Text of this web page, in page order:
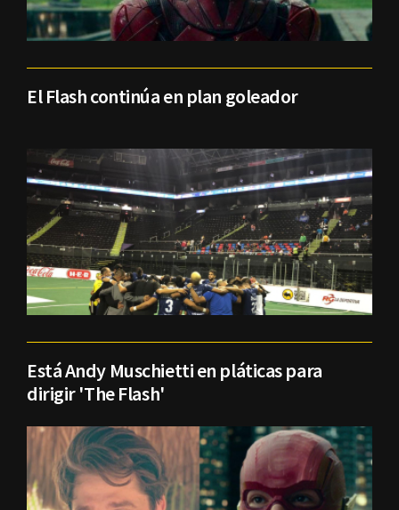
El Flash continúa en plan goleador
Está Andy Muschietti en pláticas para
dirigir 'The Flash'